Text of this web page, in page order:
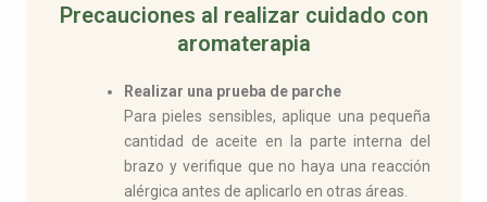
Precauciones al realizar cuidado con
aromaterapia
Realizar una prueba de parche
Para pieles sensibles, aplique una pequeña
cantidad de aceite en la parte interna del
brazo y verifique que no haya una reacción
alérgica antes de aplicarlo en otras áreas.